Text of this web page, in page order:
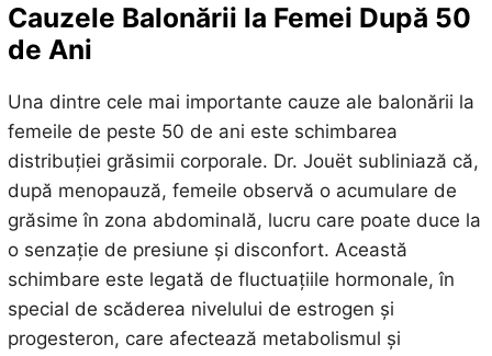
Cauzele Balonării la Femei După 50
de Ani
Una dintre cele mai importante cauze ale balonării la
femeile de peste 50 de ani este schimbarea
distribuției grăsimii corporale. Dr. Jouët subliniază că,
după menopauză, femeile observă o acumulare de
grăsime în zona abdominală, lucru care poate duce la
o senzație de presiune și disconfort. Această
schimbare este legată de fluctuațiile hormonale, în
special de scăderea nivelului de estrogen și
progesteron, care afectează metabolismul și